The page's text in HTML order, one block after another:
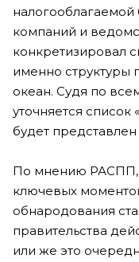
компаний и
конкретизировал
именно структуры
океан. Судя по
уточняется
будет
По мнению РАСПП,
ключевых
обнародования
правительства
или же это